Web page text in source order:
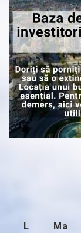
L Ma